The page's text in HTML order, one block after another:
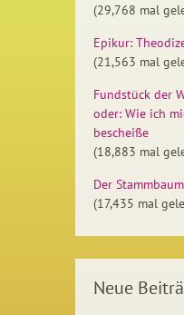
(29,768 mal
Epikur:
(21,563 mal
Fundstück der
oder: Wie ich
bescheiße
(18,883 mal
Der
(17,435 mal
Neue